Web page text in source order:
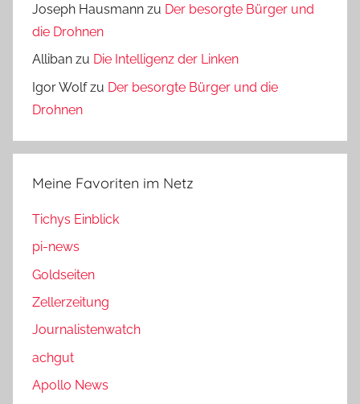
Joseph Hausmann zu Der besorgte Bürger und
die Drohnen
Alliban zu Die Intelligenz der Linken
Igor Wolfzu Der besorgte Bürger und die
Drohnen
Meine Favoriten im Netz
Tichys Einblick
pi-news
Goldseiten
Zellerzeitung
Journalistenwatch
achgut
Apollo News